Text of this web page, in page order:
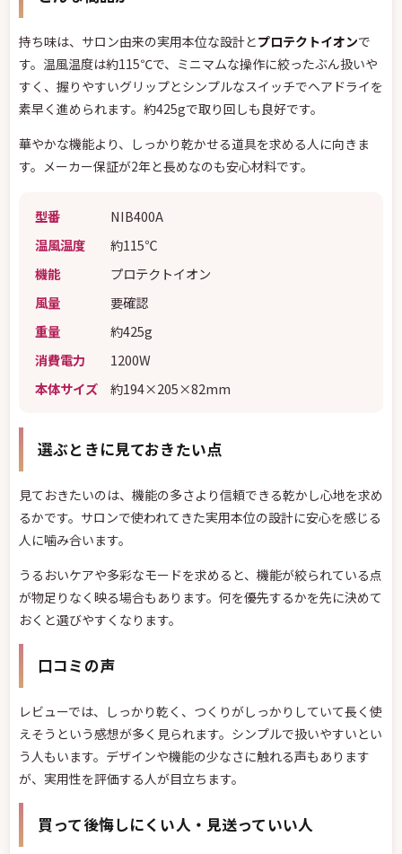
持ち味は、サロン由来の実用本位な設計とプロテクトイオンで
す。温風温度は約115℃で、ミニマムな操作に絞ったぶん扱いや
すく、握りやすいグリップとシンプルなスイッチでヘアドライを
素早く進められます。約425gで取り回しも良好です。
華やかな機能より、しっかり乾かせる道具を求める人に向きま
す。メーカー保証が2年と長めなのも安心材料です。
型番
NIB400A
温風温度
約115℃
機能
プロテクトイオン
風量
要確認
重量
約425g
消費電力
1200W
本体サイズ
約194×205×82mm
選ぶときに見ておきたい点
見ておきたいのは、機能の多さより信頼できる乾かし心地を求め
るかです。サロンで使われてきた実用本位の設計に安心を感じる
人に噛み合います。
うるおいケアや多彩なモードを求めると、機能が絞られている点
が物足りなく映る場合もあります。何を優先するかを先に決めて
おくと選びやすくなります。
口コミの声
レビューでは、しっかり乾く、つくりがしっかりしていて長く使
えそうという感想が多く見られます。シンプルで扱いやすいとい
う人もいます。デザインや機能の少なさに触れる声もあります
が、実用性を評価する人が目立ちます。
買って後悔しにくい人・見送っていい人